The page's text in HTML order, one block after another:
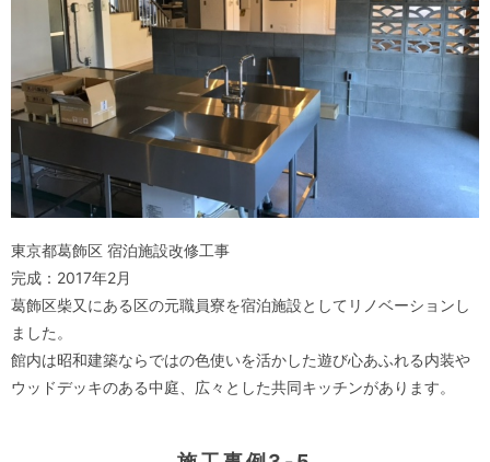
東京都葛飾区 宿泊施設改修工事
完成：2017年2月
葛飾区柴又にある区の元職員寮を宿泊施設としてリノベーションし
ました。
館内は昭和建築ならではの色使いを活かした遊び心あふれる内装や
ウッドデッキのある中庭、広々とした共同キッチンがあります。